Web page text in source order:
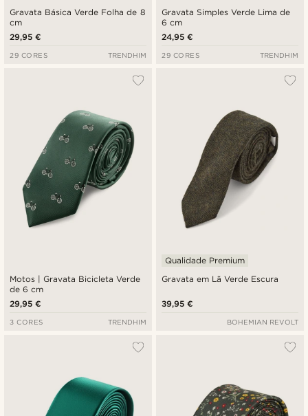
Gravata Básica Verde Folha de 8
cm
29,95 €
29 CORES TRENDHIM
Gravata Simples Verde Lima de
6 cm
24,95 €
29 CORES TRENDHIM
Motos | Gravata Bicicleta Verde
de 6 cm
29,95 €
3 CORES TRENDHIM
Gravata em Lã Verde Escura
Qualidade Premium
39,95 €
BOHEMIAN REVOLT